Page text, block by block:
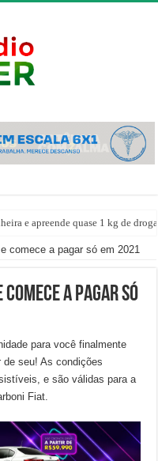
e apreende quase 1 kg de
comece a pagar só em 2021
comece a pagar só
para você finalmente
de seu! As condições
e são válidas para a
Fiat.